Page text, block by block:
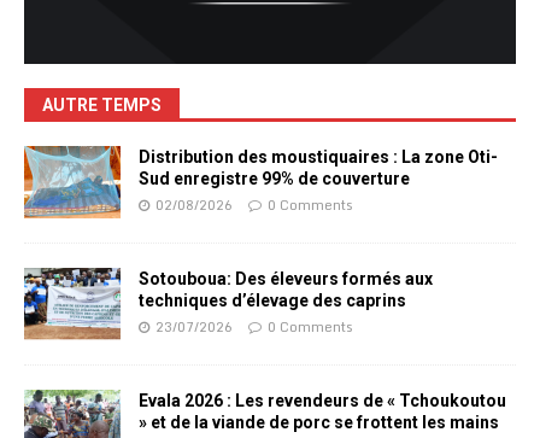
AUTRE TEMPS
Distribution des moustiquaires : La zone Oti-
Sud enregistre 99% de couverture
02/08/2026 0 Comments
Sotouboua: Des éleveurs formés aux
techniques d’élevage des caprins
23/07/2026 0 Comments
Evala 2026 : Les revendeurs de « Tchoukoutou
» et de la viande de porc se frottent les mains